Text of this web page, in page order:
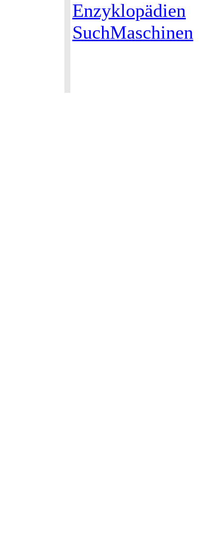
Enzyklopädien
SuchMaschinen